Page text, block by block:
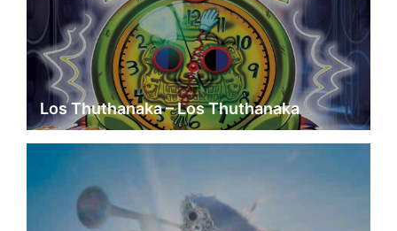
Los Thuthanaka – Los Thuthanaka